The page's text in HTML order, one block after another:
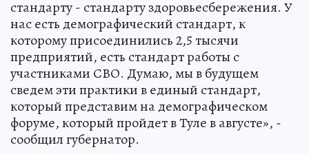
стандарту - стандарту здоровьесбережения. У
нас есть демографический стандарт, к
которому присоединились 2,5 тысячи
предприятий, есть стандарт работы с
участниками СВО. Думаю, мы в будущем
сведем эти практики в единый стандарт,
который представим на демографическом
форуме, который пройдет в Туле в августе», -
сообщил губернатор.